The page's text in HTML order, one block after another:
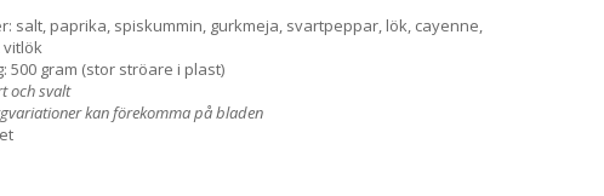
salt, paprika, spiskummin, gurkmeja, svartpeppar, lök, cayenne,
vitlök
500 gram (stor ströare i plast)
och svalt
kan förekomma på bladen